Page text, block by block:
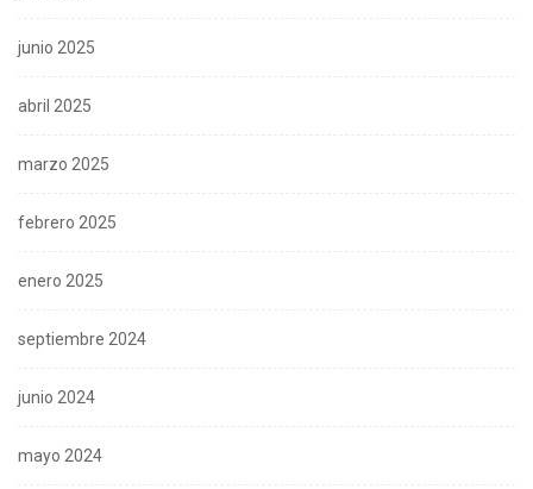
junio 2025
abril 2025
marzo 2025
febrero 2025
enero 2025
septiembre 2024
junio 2024
mayo 2024